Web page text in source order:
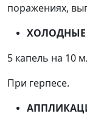
поражениях,
ХОЛОДНЫЕ
5 капель на 10
При герпесе.